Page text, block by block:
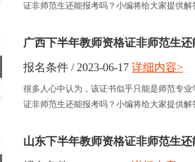
证非师范生还能报考吗？小编将给大家提供解
广西下半年教师资格证非师范生还
报名条件 / 2023-06-17
很多人心中认为，该证书似乎只能是师范专
证非师范生还能报考吗？小编将给大家提供解
详细内容>
山东下半年教师资格证非师范生还